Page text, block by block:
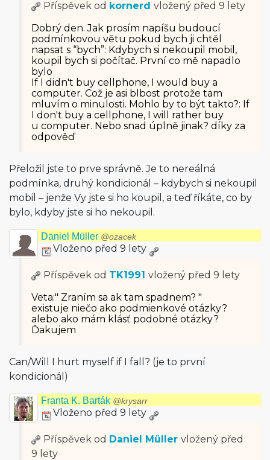
Příspěvek od kornerd vložený před 9 lety
Dobrý den. Jak prosím napíšu budoucí
podmínkovou větu pokud bych ji chtěl
napsat s “bych”: Kdybych si nekoupil mobil,
koupil bych si počítač. První co mě napadlo
bylo
If I didn't buy cellphone, I would buy a
computer. Což je asi blbost protože tam
mluvím o minulosti. Mohlo by to být takto?: If
I don't buy a cellphone, I will rather buy
u computer. Nebo snad úplně jinak? díky za
odpověď
Přeložil jste to prve správně. Je to nereálná
podmínka, druhý kondicionál – kdybych si nekoupil
mobil – jenže Vy jste si ho koupil, a teď říkáte, co by
bylo, kdyby jste si ho nekoupil.
Daniel Müller @ozacek
Vloženo před 9 lety
Příspěvek od TK1991 vložený před 9 lety
Veta:" Zraním sa ak tam spadnem? "
existuje niečo ako podmienkové otázky?
alebo ako mám klásť podobné otázky?
Ďakujem
Can/Will I hurt myself if I fall? (je to první
kondicionál)
Franta K. Barták @krysarr
Vloženo před 9 lety
Příspěvek od Daniel Müller vložený před
9 lety